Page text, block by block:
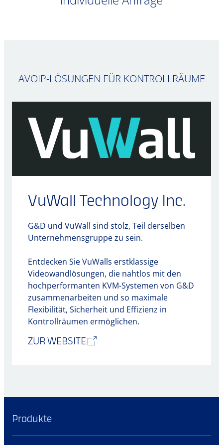
AVOIP-LÖSUNGEN FÜR KONTROLLRÄUME
VuWall Technology Inc.
G&D und VuWall sind stolz, Teil derselben
Unternehmensgruppe zu sein.
Entdecken Sie VuWalls erstklassige
Videowandlösungen, die nahtlos mit den
hochperformanten KVM-Systemen von G&D
zusammenarbeiten und so maximale
Flexibilität, Sicherheit und Effizienz in
Kontrollräumen ermöglichen.
ZUR WEBSITE
Produkte